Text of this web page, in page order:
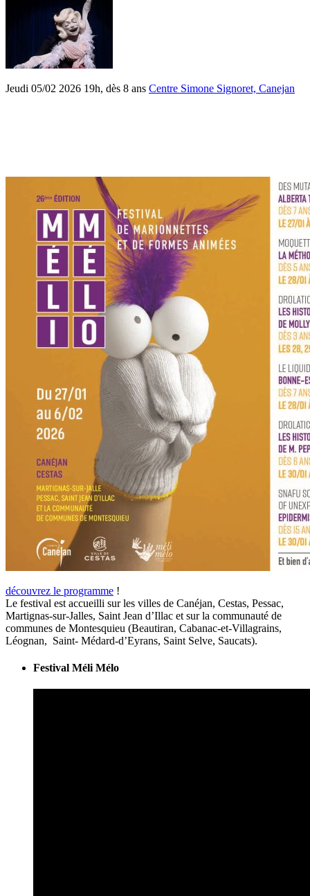
Jeudi 05/02 2026 19h, dès 8 ans Centre Simone Signoret, Canejan
découvrez le programme !
Le festival est accueilli sur les villes de Canéjan, Cestas, Pessac,
Martignas-sur-Jalles, Saint Jean d’Illac et sur la communauté de
communes de Montesquieu (Beautiran, Cabanac-et-Villagrains,
Léognan, Saint- Médard-d’Eyrans, Saint Selve, Saucats).
Festival Méli Mélo